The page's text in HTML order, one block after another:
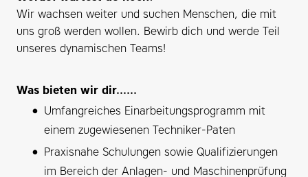
Wir wachsen weiter und suchen Menschen, die mit
uns groß werden wollen. Bewirb dich und werde Teil
unseres dynamischen Teams!
Was bieten wir dir......
Umfangreiches Einarbeitungsprogramm mit
einem zugewiesenen Techniker-Paten
Praxisnahe Schulungen sowie Qualifizierungen
im Bereich der Anlagen- und Maschinenprüfung